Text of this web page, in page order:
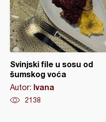
Svinjski file u sosu od
šumskog voća
Autor: Ivana
2138